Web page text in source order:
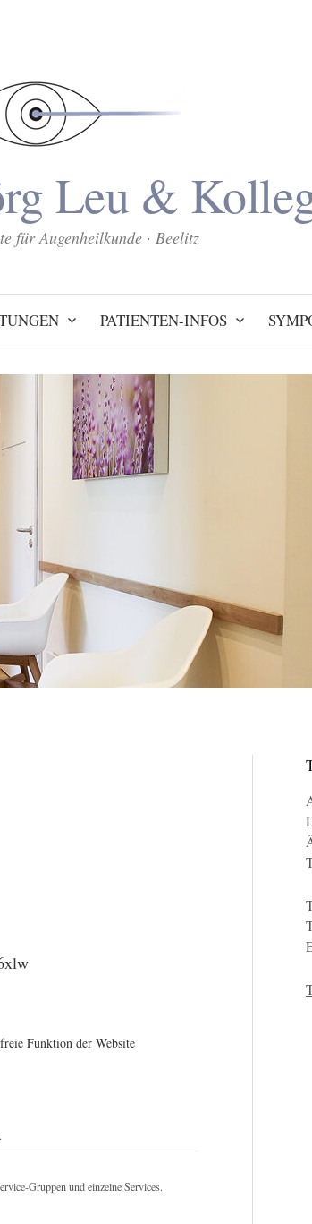
Leu &
für Augenheilkunde · Beelitz
PATIENTEN-INFOS
Funktion der Website
Gruppen und einzelne Services.